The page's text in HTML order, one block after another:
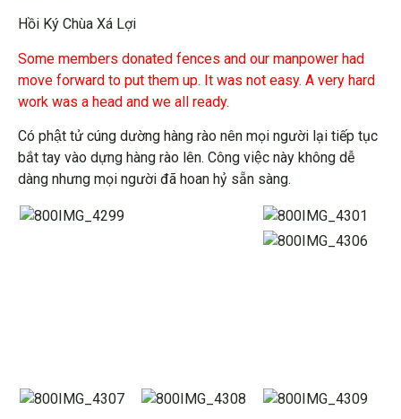
Hồi Ký Chùa Xá Lợi
Some members donated fences and our manpower had
move forward to put them up. It was not easy. A very hard
work was a head and we all ready.
Có phật tử cúng dường hàng rào nên mọi người lại tiếp tục
bắt tay vào dựng hàng rào lên. Công việc này không dễ
dàng nhưng mọi người đã hoan hỷ sẵn sàng.